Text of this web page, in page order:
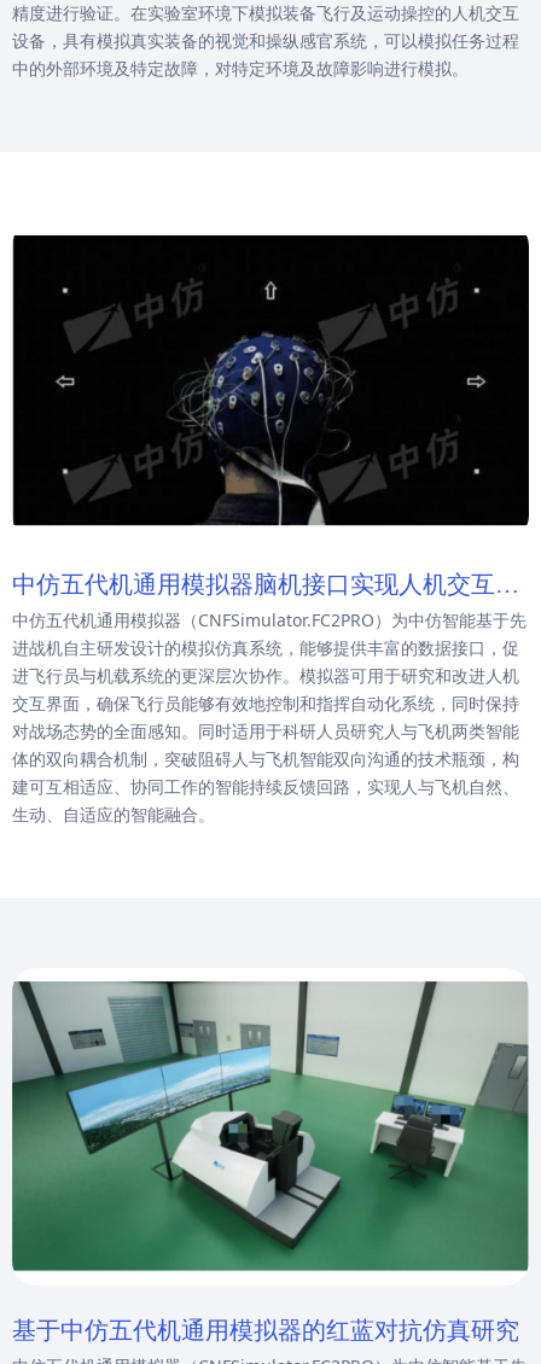
精度进行验证。在实验室环境下模拟装备飞行及运动操控的人机交互
设备，具有模拟真实装备的视觉和操纵感官系统，可以模拟任务过程
中的外部环境及特定故障，对特定环境及故障影响进行模拟。
中仿五代机通用模拟器脑机接口实现人机交互仿
真
中仿五代机通用模拟器（CNFSimulator.FC2PRO）为中仿智能基于先
进战机自主研发设计的模拟仿真系统，能够提供丰富的数据接口，促
进飞行员与机载系统的更深层次协作。模拟器可用于研究和改进人机
交互界面，确保飞行员能够有效地控制和指挥自动化系统，同时保持
对战场态势的全面感知。同时适用于科研人员研究人与飞机两类智能
体的双向耦合机制，突破阻碍人与飞机智能双向沟通的技术瓶颈，构
建可互相适应、协同工作的智能持续反馈回路，实现人与飞机自然、
生动、自适应的智能融合。
基于中仿五代机通用模拟器的红蓝对抗仿真研究